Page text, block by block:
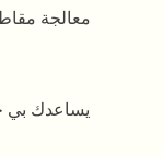
معالجة
يساعدك بي